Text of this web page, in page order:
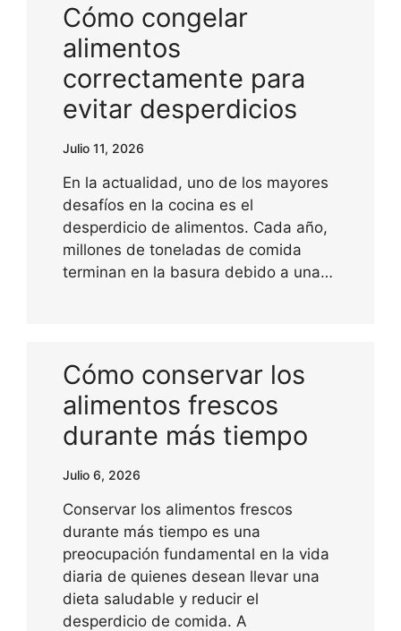
Cómo congelar
alimentos
correctamente para
evitar desperdicios
Julio 11, 2026
En la actualidad, uno de los mayores
desafíos en la cocina es el
desperdicio de alimentos. Cada año,
millones de toneladas de comida
terminan en la basura debido a una…
Cómo conservar los
alimentos frescos
durante más tiempo
Julio 6, 2026
Conservar los alimentos frescos
durante más tiempo es una
preocupación fundamental en la vida
diaria de quienes desean llevar una
dieta saludable y reducir el
desperdicio de comida. A